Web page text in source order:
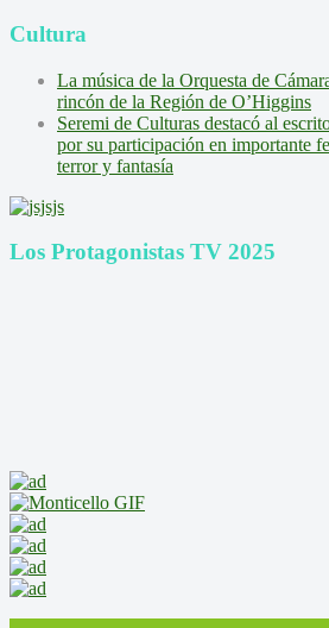
Cultura
La música de la Orquesta de
rincón de la Región de O’Higgins
Seremi de Culturas destacó al
por su participación en importante
terror y fantasía
Los Protagonistas TV 2025